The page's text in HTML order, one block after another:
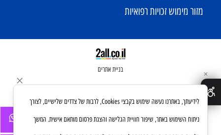
מזור מימוש זכויות רפואיות
בניית אתרים
✕
לידיעתך, באתרנו נעשה שימוש בקבצי Cookies, לרבות של צדדים שלישיים, לצורך
ניתוח השימוש באתר, שיפור חוויית הגלישה והצגת פרסום מותאם אישית. המשך